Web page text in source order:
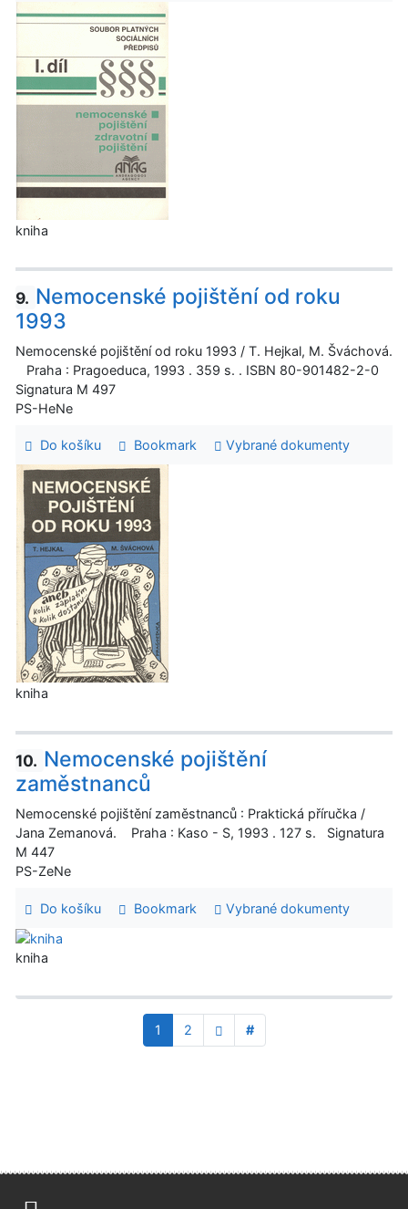
kniha
9. Nemocenské pojištění od roku
1993
Nemocenské pojištění od roku 1993 / T. Hejkal, M. Šváchová.
Praha : Pragoeduca, 1993 . 359 s. . ISBN 80-901482-2-0
Signatura M 497
PS-HeNe
Do košíku Bookmark Vybrané dokumenty
kniha
10. Nemocenské pojištění
zaměstnanců
Nemocenské pojištění zaměstnanců : Praktická příručka /
Jana Zemanová. Praha : Kaso - S, 1993 . 127 s. Signatura
M 447
PS-ZeNe
Do košíku Bookmark Vybrané dokumenty
kniha
1 2 #